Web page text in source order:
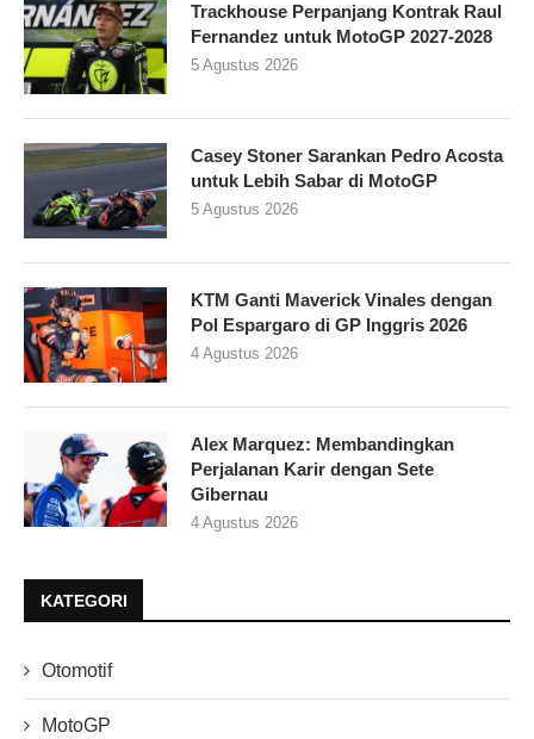
Trackhouse Perpanjang Kontrak Raul
Fernandez untuk MotoGP 2027-2028
5 Agustus 2026
Casey Stoner Sarankan Pedro Acosta
untuk Lebih Sabar di MotoGP
5 Agustus 2026
KTM Ganti Maverick Vinales dengan
Pol Espargaro di GP Inggris 2026
4 Agustus 2026
Alex Marquez: Membandingkan
Perjalanan Karir dengan Sete
Gibernau
4 Agustus 2026
KATEGORI
Otomotif
MotoGP